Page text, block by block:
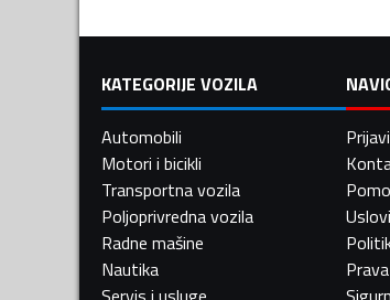
KATEGORIJE VOZILA
Automobili
Motori i bicikli
Transportna vozila
Poljoprivredna vozila
Radne mašine
Nautika